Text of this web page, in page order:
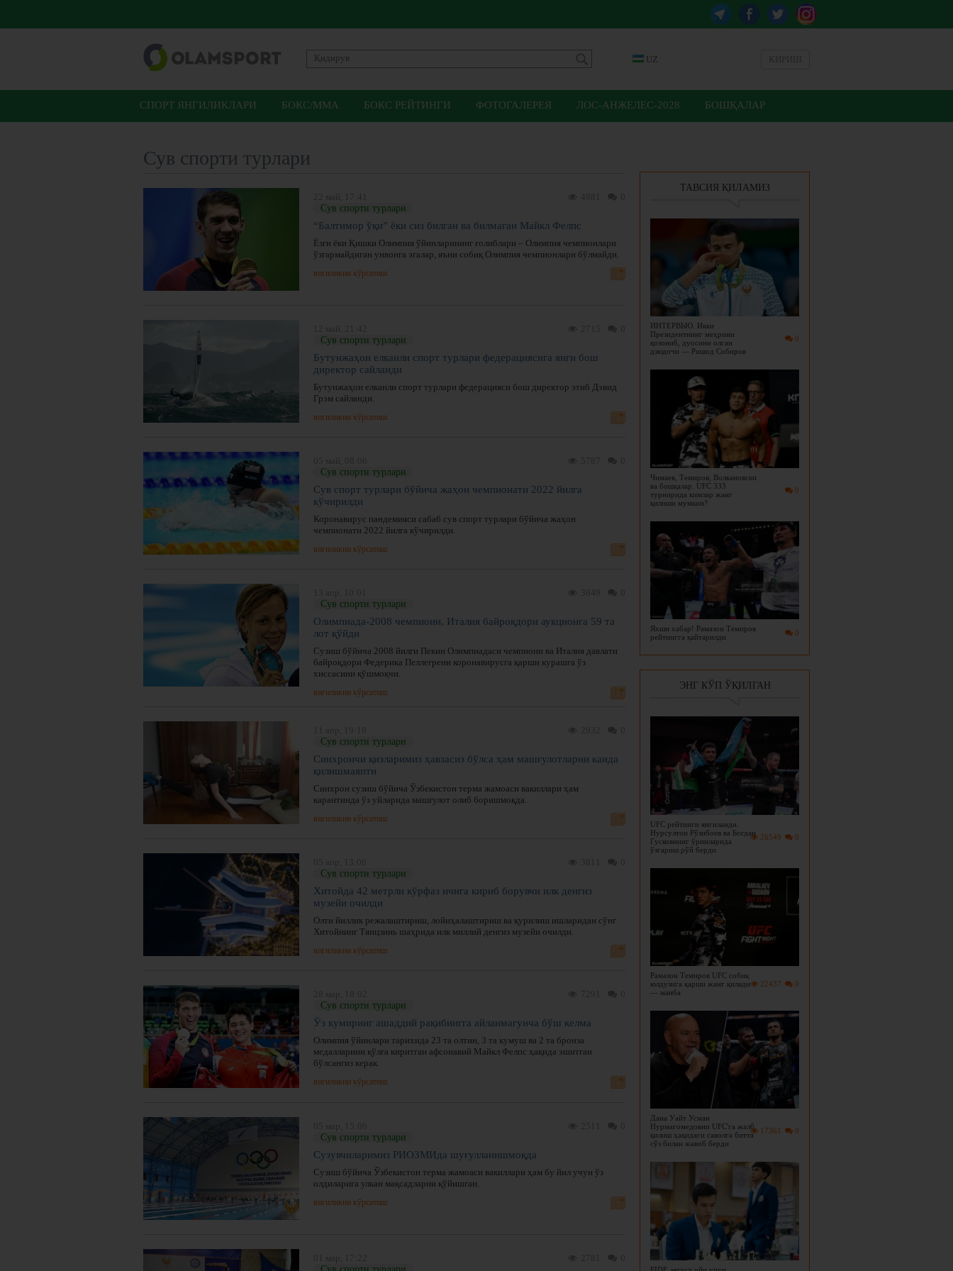
UZ
СПОРТ ЯНГИЛИКЛАРИ БОКС/ММА БОКС РЕЙТИНГИ ФОТОГАЛЕРЕЯ ЛОС-АНЖЕЛЕС-2028 БОШҚАЛАР
ТАВСИЯ ҚИЛАМИЗ
0
ИНТЕРВЬЮ. Икки
Президентнинг меҳрини
қозониб, дуосини олган
дзюдочи — Ришод Собиров
0
Чимаев, Темиров, Волкановски
ва бошқалар. UFC 333
турнирида кимлар жанг
қилиши мумкин?
0
Яхши хабар! Рамазон Темиров
рейтингга қайтарилди
ЭНГ КЎП ЎҚИЛГАН
0
26549
UFC рейтинги янгиланди.
Нурсултон Рўзибоев ва Богдан
Гусковнинг ўринларида
ўзгариш рўй берди
0
22437
Рамазон Темиров UFC собиқ
юлдузига қарши жанг қилади
— манба
0
17361
Дана Уайт Усман
Нурмагомедовни UFC'га жалб
қилиш ҳақидаги саволга битта
сўз билан жавоб берди
Сув спорти турлари
Сув спорти турлари
“Балтимор ўқи” ёки сиз билган ва билмаган Майкл Фелпс
Ёзги ёки Қишки Олимпия ўйинларининг ғолиблари – Олимпия чемпионлари
ўзгармайдиган унвонга эгалар, яъни собиқ Олимпия чемпионлари бўлмайди.
янгиликни кўрсатиш
Сув спорти турлари
Бутунжаҳон елканли спорт турлари федерациясига янги бош
директор сайланди
Бутунжаҳон елканли спорт турлари федерацияси бош директор этиб Дэвид
Грэм сайланди.
янгиликни кўрсатиш
Сув спорти турлари
Сув спорт турлари бўйича жаҳон чемпионати 2022 йилга
кўчирилди
Коронавирус пандемияси сабаб сув спорт турлари бўйича жаҳон
чемпионати 2022 йилга кўчирилди.
янгиликни кўрсатиш
Сув спорти турлари
Олимпиада-2008 чемпиони, Италия байроқдори аукционга 59 та
лот қўйди
Сузиш бўйича 2008 йилги Пекин Олимпиадаси чемпиони ва Италия давлати
байроқдори Федерика Пеллегрени коронавирусга қарши курашга ўз
хиссасини қўшмоқчи.
янгиликни кўрсатиш
Сув спорти турлари
Синхрончи қизларимиз ҳавзасиз бўлса ҳам машғулотларни канда
қилишмаяпти
Синхрон сузиш бўйича Ўзбекистон терма жамоаси вакиллари ҳам
карантинда ўз уйларида машғулот олиб боришмоқда.
янгиликни кўрсатиш
Сув спорти турлари
Хитойда 42 метрли кўрфаз ичига кириб борувчи илк денгиз
музейи очилди
Олти йиллик режалаштириш, лойиҳалаштириш ва қурилиш ишларидан сўнг
Хитойнинг Тянцзинь шаҳрида илк миллий денгиз музейи очилди.
янгиликни кўрсатиш
Сув спорти турлари
Ўз кумиринг ашаддий рақибингга айланмагунча бўш келма
Олимпия ўйинлари тарихида 23 та олтин, 3 та кумуш ва 2 та бронза
медалларини қўлга киритган афсонавий Майкл Фелпс ҳақида эшитган
бўлсангиз керак.
янгиликни кўрсатиш
Сув спорти турлари
Сузувчиларимиз РИОЗМИда шуғулланишмоқда
Сузиш бўйича Ўзбекистон терма жамоаси вакиллари ҳам бу йил учун ўз
олдиларига улкан мақсадларни қўйишган.
янгиликни кўрсатиш